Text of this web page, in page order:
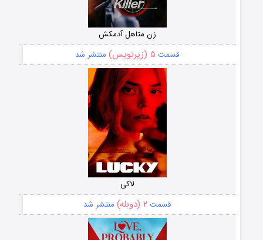
زن متاهل آدمکش
قسمت ۵ (زیرنویس) منتشر شد
لاکی
قسمت ۲ (دوبله) منتشر شد